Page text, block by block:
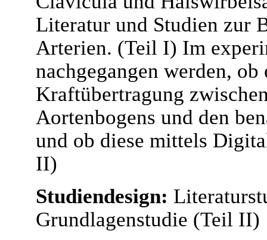
Literatur und Studien zur
Arterien. (Teil I) Im
nachgegangen werden,
Kraftübertragung
Aortenbogens und den
und ob diese mittels
II)
Studiendesign:
Grundlagenstudie (Teil II)